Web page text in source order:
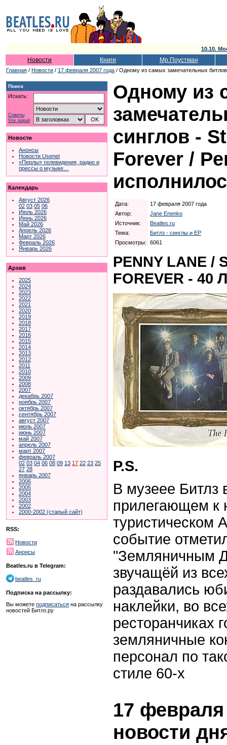
10.10.
Новости Книги Мр.Поустман
Главная / Новости / 17 февраля 2007 года / Одному из самых замечательных
Поиск
Искать:
Советы
Vox populi
Новости
Анонсы
Новости Usenet
«Перлы» телевидения, радио и
прессы о музыке…
Календарь
Август 2026
02 03 05 06
Июль 2026
Июнь 2026
Май 2026
Апрель 2026
Март 2026
Февраль 2026
Январь 2026
Архив
2025
2024
2023
2022
2021
2020
2019
2018
2017
2016
2015
2014
2013
2012
2011
2010
2009
2008
2007
декабрь 2007
ноябрь 2007
октябрь 2007
сентябрь 2007
август 2007
июль 2007
июнь 2007
май 2007
апрель 2007
март 2007
февраль 2007
02 03 04 06 08 09 13 17 22 23 25
27 28
январь 2007
2006
2005
2004
2003
2002
2000-2002 (старый сайт)
RSS:
Новости
Анонсы
Beatles.ru в Telegram:
beatles_ru
Подписка на рассылку:
Вы можете подписаться на рассылку
новостей Битлз.ру
Одному из
синглов -
Forever /
Дата:
17 февраля 2007 года
Автор:
Jane Enenko
Источник:
Beatles.ru
Тема:
Битлз - синглы и EP
Просмотры:
6061
PENNY LANE /
FOREVER - 40
P.S.
В музеее Битлз
прилегающем к
туристическом
событие
"Земляничным
звучащёй из
раздавались
наклейки, во
ресторанчиках
земляничные
персонал по
стиле 60-х
17 февраля
новости